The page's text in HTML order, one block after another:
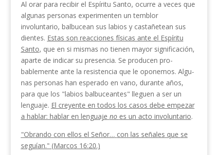
Al orar para recibir el Espíritu Santo, ocurre a veces que
algunas personas experimenten un temblor
involuntario, balbucean sus labios y castañetean sus
dientes. Estas son reacciones físicas ante el Espíritu
Santo, que en si mismas no tienen mayor significación,
aparte de indicar su presencia. Se producen pro­
bablemente ante la resistencia que le oponemos. Algu­
nas personas han esperado en vano, durante años,
para que los "labios balbuceantes" lleguen a ser un
lenguaje. El creyente en todos los casos debe empezar
a hablar: hablar en lenguaje no es un acto involun­tario.
"Obrando con ellos el Señor… con las señales que se
seguían." (Marcos 16:20.)